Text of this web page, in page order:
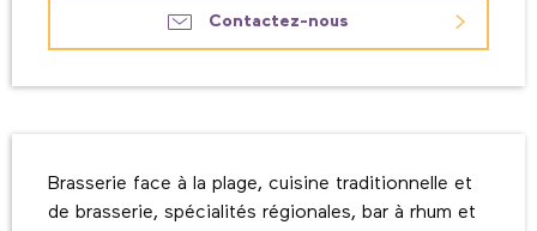
Contactez-nous
Brasserie face à la plage, cuisine traditionnelle et
de brasserie, spécialités régionales, bar à rhum et